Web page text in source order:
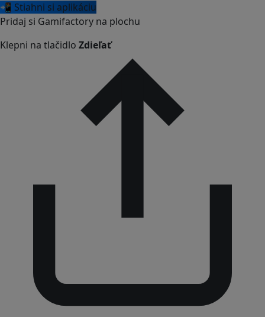
📲 Stiahni si aplikáciu
Pridaj si Gamifactory na plochu
Klepni na tlačidlo Zdieľať